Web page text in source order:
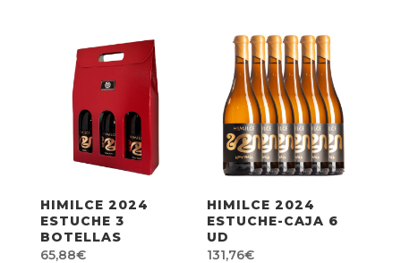
HIMILCE 2024
ESTUCHE 3
BOTELLAS
65,88€
HIMILCE 2024
ESTUCHE-CAJA 6
UD
131,76€